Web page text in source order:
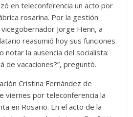
en teleconferencia un acto por
rosarina. Por la gestión
Jorge Henn, a
reasumió hoy sus funciones.
notar la ausencia del socialista:
de vacaciones?”, preguntó.
Cristina Fernández de
viernes por teleconferencia la
en Rosario. En el acto de la